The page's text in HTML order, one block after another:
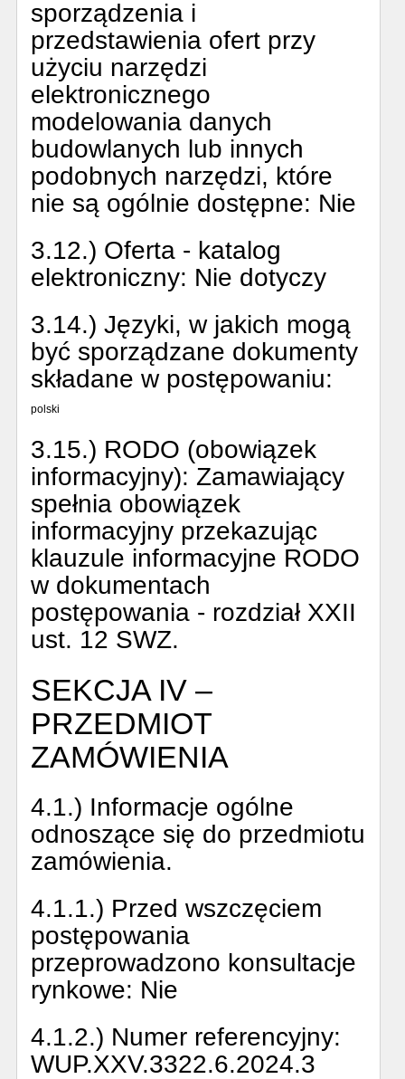
sporządzenia i
przedstawienia ofert przy
użyciu narzędzi
elektronicznego
modelowania danych
budowlanych lub innych
podobnych narzędzi, które
nie są ogólnie dostępne: Nie
3.12.) Oferta - katalog
elektroniczny: Nie dotyczy
3.14.) Języki, w jakich mogą
być sporządzane dokumenty
składane w postępowaniu:
polski
3.15.) RODO (obowiązek
informacyjny): Zamawiający
spełnia obowiązek
informacyjny przekazując
klauzule informacyjne RODO
w dokumentach
postępowania - rozdział XXII
ust. 12 SWZ.
SEKCJA IV –
PRZEDMIOT
ZAMÓWIENIA
4.1.) Informacje ogólne
odnoszące się do przedmiotu
zamówienia.
4.1.1.) Przed wszczęciem
postępowania
przeprowadzono konsultacje
rynkowe: Nie
4.1.2.) Numer referencyjny:
WUP.XXV.3322.6.2024.3